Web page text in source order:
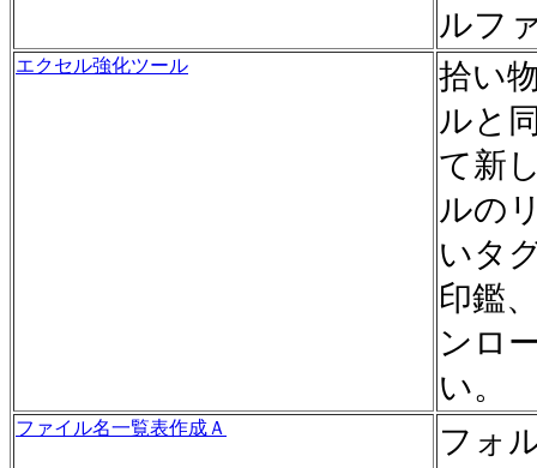
ルフ
エクセル強化ツール
拾い
ルと
て新
ルの
いタ
印鑑
ンロ
い。
ファイル名一覧表作成Ａ
フォ